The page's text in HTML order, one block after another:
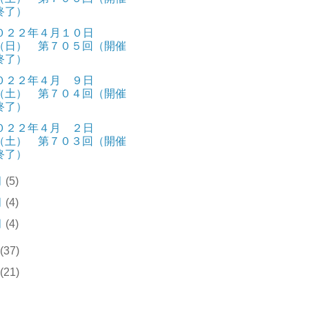
了）
２２年４月１０日
日） 第７０５回（開催
了）
２２年４月 ９日
土） 第７０４回（開催
了）
２２年４月 ２日
土） 第７０３回（開催
了）
(5)
(4)
(4)
(37)
(21)